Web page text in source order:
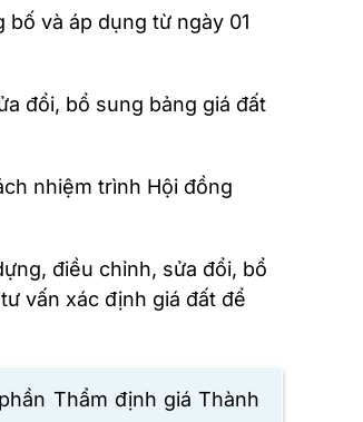
và áp dụng từ ngày 01
đổi, bổ sung bảng giá đất
nhiệm trình Hội đồng
điều chỉnh, sửa đổi, bổ
vấn xác định giá đất để
Thẩm định giá Thành